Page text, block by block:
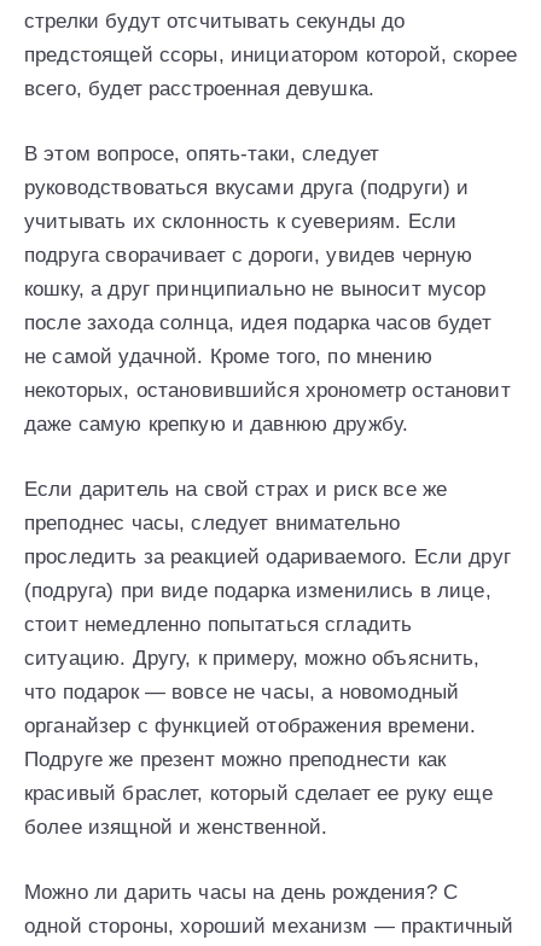
стрелки будут отсчитывать секунды до
предстоящей ссоры, инициатором которой, скорее
всего, будет расстроенная девушка.
В этом вопросе, опять-таки, следует
руководствоваться вкусами друга (подруги) и
учитывать их склонность к суевериям. Если
подруга сворачивает с дороги, увидев черную
кошку, а друг принципиально не выносит мусор
после захода солнца, идея подарка часов будет
не самой удачной. Кроме того, по мнению
некоторых, остановившийся хронометр остановит
даже самую крепкую и давнюю дружбу.
Если даритель на свой страх и риск все же
преподнес часы, следует внимательно
проследить за реакцией одариваемого. Если друг
(подруга) при виде подарка изменились в лице,
стоит немедленно попытаться сгладить
ситуацию. Другу, к примеру, можно объяснить,
что подарок — вовсе не часы, а новомодный
органайзер с функцией отображения времени.
Подруге же презент можно преподнести как
красивый браслет, который сделает ее руку еще
более изящной и женственной.
Можно ли дарить часы на день рождения? С
одной стороны, хороший механизм — практичный